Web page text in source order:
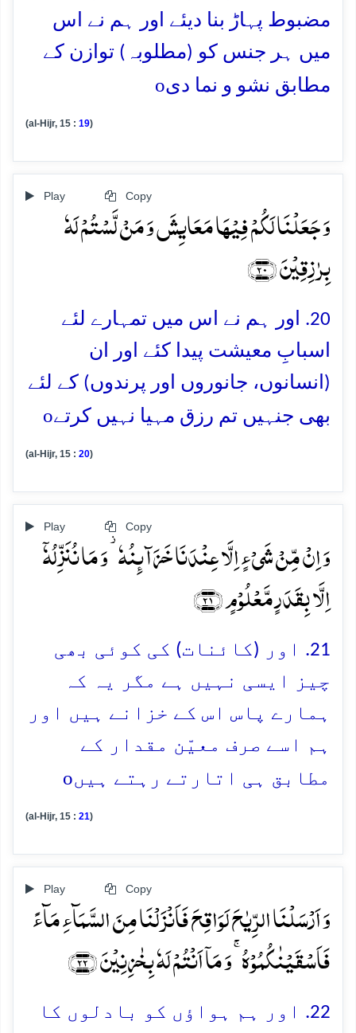
مضبوط پہاڑ بنا دیئے اور ہم نے اس
میں ہر جنس کو (مطلوبہ) توازن کے
مطابق نشو و نما دیo
(al-Hijr, 15 : 19)
Play Copy
وَ جَعَلۡنَا لَکُمۡ فِیۡہَا مَعَایِشَ وَ مَنۡ لَّسۡتُمۡ لَہٗ
بِرٰزِقِیۡنَ ﴿۲۰﴾
20. اور ہم نے اس میں تمہارے لئے
اسبابِ معیشت پیدا کئے اور ان
(انسانوں، جانوروں اور پرندوں) کے لئے
بھی جنہیں تم رزق مہیا نہیں کرتےo
(al-Hijr, 15 : 20)
Play Copy
وَ اِنۡ مِّنۡ شَیۡءٍ اِلَّا عِنۡدَنَا خَزَآئِنُہٗ ۫ وَ مَا نُنَزِّلُہٗۤ
اِلَّا بِقَدَرٍ مَّعۡلُوۡمٍ ﴿۲۱﴾
21. اور (کائنات) کی کوئی بھی
چیز ایسی نہیں ہے مگر یہ کہ
ہمارے پاس اس کے خزانے ہیں اور
ہم اسے صرف معیّن مقدار کے
مطابق ہی اتارتے رہتے ہیںo
(al-Hijr, 15 : 21)
Play Copy
وَ اَرۡسَلۡنَا الرِّیٰحَ لَوَاقِحَ فَاَنۡزَلۡنَا مِنَ السَّمَآءِ مَآءً
فَاَسۡقَیۡنٰکُمُوۡہُ ۚ وَ مَاۤ اَنۡتُمۡ لَہٗ بِخٰزِنِیۡنَ ﴿۲۲﴾
22. اور ہم ہواؤں کو بادلوں کا